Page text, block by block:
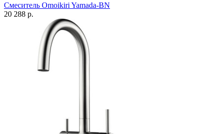
Смеситель Omoikiri Yamada-BN
20 288 р.